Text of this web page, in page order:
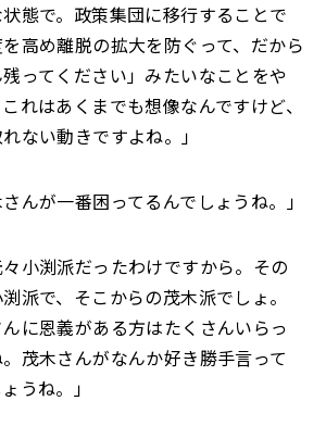
態で。政策集団に移行することで
高め離脱の拡大を防ぐって、だから
ってください」みたいなことをや
れはあくまでも想像なんですけど、
ない動きですよね。」
さんが一番困ってるんでしょうね。」
々小渕派だったわけですから。その
派で、そこからの茂木派でしょ。
に恩義がある方はたくさんいらっ
茂木さんがなんか好き勝手言って
うね。」